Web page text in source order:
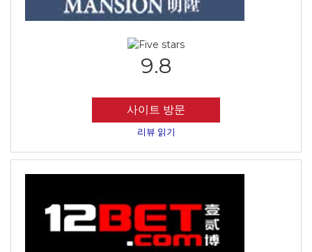
9.8
사이트 방문
리뷰 읽기